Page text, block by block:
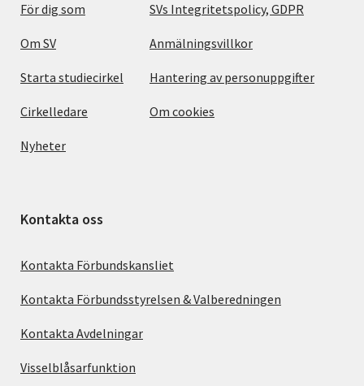
För dig som
Om SV
Starta studiecirkel
Cirkelledare
Nyheter
SVs Integritetspolicy, GDPR
Anmälningsvillkor
Hantering av personuppgifter
Om cookies
Kontakta oss
Kontakta Förbundskansliet
Kontakta Förbundsstyrelsen & Valberedningen
Kontakta Avdelningar
Visselblåsarfunktion